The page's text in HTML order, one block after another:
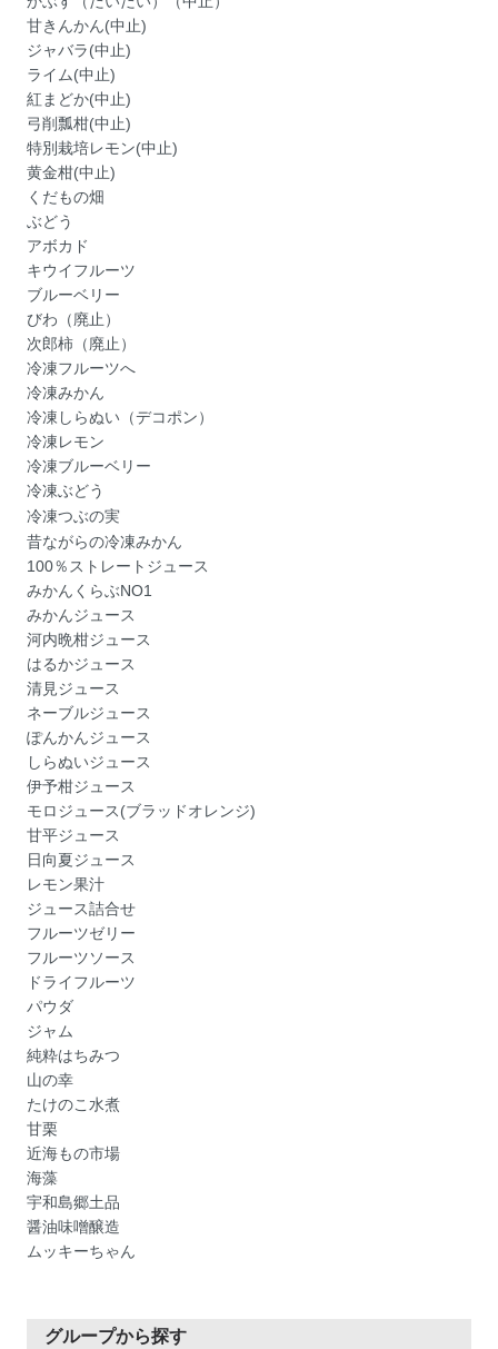
甘きんかん(中止)
ジャバラ(中止)
ライム(中止)
紅まどか(中止)
弓削瓢柑(中止)
特別栽培レモン(中止)
黄金柑(中止)
くだもの畑
ぶどう
アボカド
キウイフルーツ
ブルーベリー
びわ（廃止）
次郎柿（廃止）
冷凍フルーツへ
冷凍みかん
冷凍しらぬい（デコポン）
冷凍レモン
冷凍ブルーベリー
冷凍ぶどう
冷凍つぶの実
昔ながらの冷凍みかん
100％ストレートジュース
みかんくらぶNO1
みかんジュース
河内晩柑ジュース
はるかジュース
清見ジュース
ネーブルジュース
ぽんかんジュース
しらぬいジュース
伊予柑ジュース
モロジュース(ブラッドオレンジ)
甘平ジュース
日向夏ジュース
レモン果汁
ジュース詰合せ
フルーツゼリー
フルーツソース
ドライフルーツ
パウダ
ジャム
純粋はちみつ
山の幸
たけのこ水煮
甘栗
近海もの市場
海藻
宇和島郷土品
醤油味噌醸造
ムッキーちゃん
グループから探す